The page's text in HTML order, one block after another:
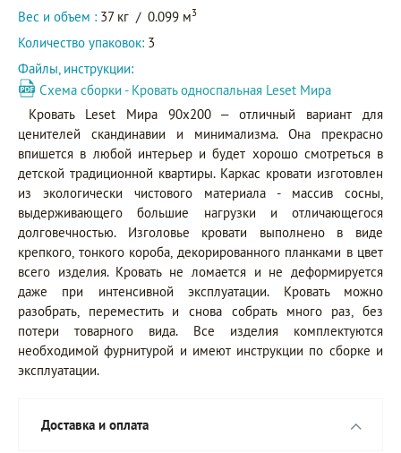
Вес и объем : 37 кг / 0.099 м3
Количество упаковок: 3
Файлы, инструкции:
Схема сборки - Кровать односпальная Leset Мира
Кровать Leset Мира 90х200 – отличный вариант для
ценителей скандинавии и минимализма. Она прекрасно
впишется в любой интерьер и будет хорошо смотреться в
детской традиционной квартиры. Каркас кровати изготовлен
из экологически чистового материала - массив сосны,
выдерживающего большие нагрузки и отличающегося
долговечностью. Изголовье кровати выполнено в виде
крепкого, тонкого короба, декорированного планками в цвет
всего изделия. Кровать не ломается и не деформируется
даже при интенсивной эксплуатации. Кровать можно
разобрать, переместить и снова собрать много раз, без
потери товарного вида. Все изделия комплектуются
необходимой фурнитурой и имеют инструкции по сборке и
эксплуатации.
Доставка и оплата